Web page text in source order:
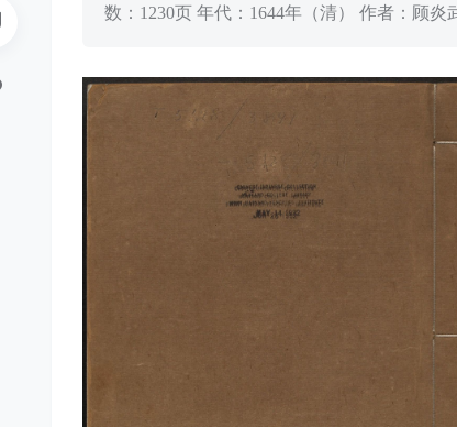
数：1230页 年代：1644年（清） 作者：顾炎